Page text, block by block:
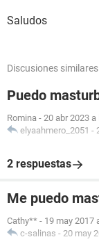
Saludos
Discusiones similares
Puedo
Romina - 20 abr 2023 a
elyaahmero_2051 -
2 respuestas
Me puedo
Cathy** - 19 may 2017
c-salinas - 20 may